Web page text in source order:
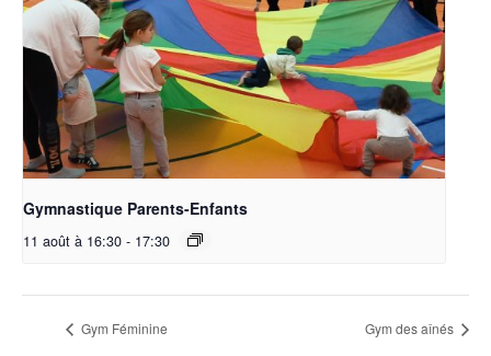
Gymnastique Parents-Enfants
11 août à 16:30 - 17:30
Gym Féminine Gym des aînés